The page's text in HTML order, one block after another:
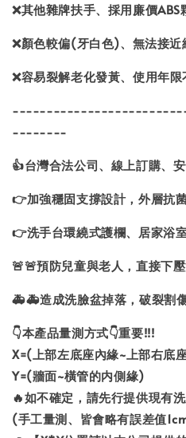
❌其他雜牌扶手、採用廉價ABS
❌顏色較偏(牙白色)、無法接近
❌容易裂解老化發黃、使用年限
--------
👍台灣合法公司、線上訂購、
👉加強穩固支撐設計，外層抗
👉洗手台環繞式護欄、居家浴
🚨🚨預防兒童與老人，直接下
🚑🚑造成洗臉盆掉落，破裂割
👇本產品量測方式👇重要!!!
X=(上部左底座內緣~上部右底
Y=(牆面~橫管的内側緣)
🔥如不確定，請先行提供現有
(手工量測、皆會略有誤差值